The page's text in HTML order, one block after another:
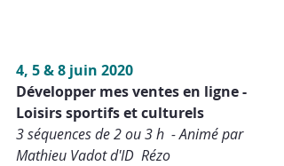
4, 5 & 8 juin 2020
Développer mes ventes en ligne -
Loisirs sportifs et culturels
3 séquences de 2 ou 3 h  - Animé par
Mathieu Vadot d'ID  Rézo